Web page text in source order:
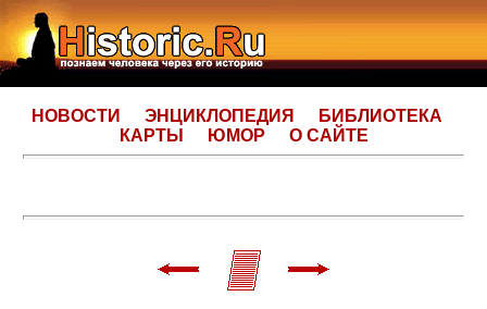
НОВОСТИ ЭНЦИКЛОПЕДИЯ
БИБЛИОТЕКА
КАРТЫ
ЮМОР О САЙТЕ